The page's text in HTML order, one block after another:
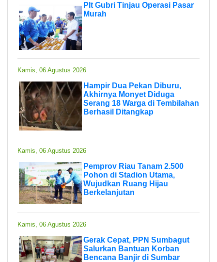
Plt Gubri Tinjau Operasi Pasar
Murah
Kamis, 06 Agustus 2026
Hampir Dua Pekan Diburu,
Akhirnya Monyet Diduga
Serang 18 Warga di Tembilahan
Berhasil Ditangkap
Kamis, 06 Agustus 2026
Pemprov Riau Tanam 2.500
Pohon di Stadion Utama,
Wujudkan Ruang Hijau
Berkelanjutan
Kamis, 06 Agustus 2026
Gerak Cepat, PPN Sumbagut
Salurkan Bantuan Korban
Bencana Banjir di Sumbar